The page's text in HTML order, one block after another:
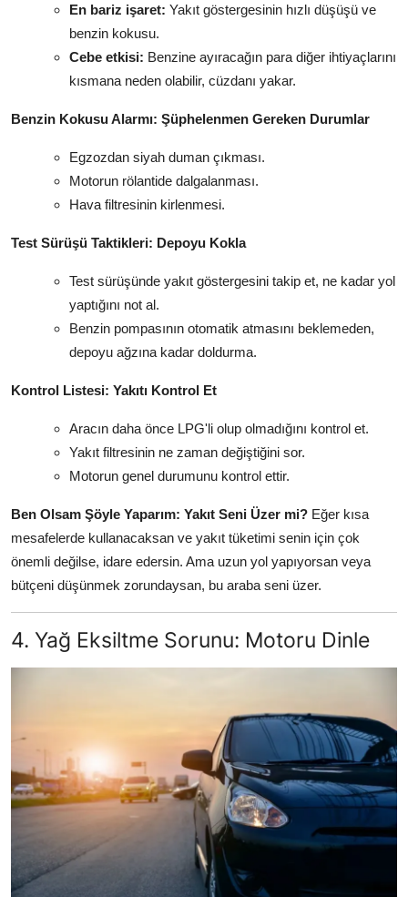
En bariz işaret: Yakıt göstergesinin hızlı düşüşü ve
benzin kokusu.
Cebe etkisi: Benzine ayıracağın para diğer ihtiyaçlarını
kısmana neden olabilir, cüzdanı yakar.
Benzin Kokusu Alarmı: Şüphelenmen Gereken Durumlar
Egzozdan siyah duman çıkması.
Motorun rölantide dalgalanması.
Hava filtresinin kirlenmesi.
Test Sürüşü Taktikleri: Depoyu Kokla
Test sürüşünde yakıt göstergesini takip et, ne kadar yol
yaptığını not al.
Benzin pompasının otomatik atmasını beklemeden,
depoyu ağzına kadar doldurma.
Kontrol Listesi: Yakıtı Kontrol Et
Aracın daha önce LPG'li olup olmadığını kontrol et.
Yakıt filtresinin ne zaman değiştiğini sor.
Motorun genel durumunu kontrol ettir.
Ben Olsam Şöyle Yaparım: Yakıt Seni Üzer mi? Eğer kısa
mesafelerde kullanacaksan ve yakıt tüketimi senin için çok
önemli değilse, idare edersin. Ama uzun yol yapıyorsan veya
bütçeni düşünmek zorundaysan, bu araba seni üzer.
4. Yağ Eksiltme Sorunu: Motoru Dinle